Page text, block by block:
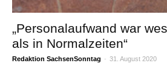
„Personalaufwand war
als in Normalzeiten“
Redaktion SachsenSonntag - 31. August 2020